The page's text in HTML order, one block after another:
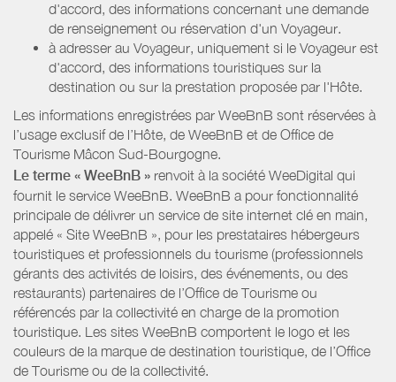
d'accord, des informations concernant une demande
de renseignement ou réservation d'un Voyageur.
à adresser au Voyageur, uniquement si le Voyageur est
d'accord, des informations touristiques sur la
destination ou sur la prestation proposée par l'Hôte.
Les informations enregistrées par WeeBnB sont réservées à
l’usage exclusif de l’Hôte, de WeeBnB et de Office de
Tourisme Mâcon Sud-Bourgogne.
Le terme « WeeBnB » renvoit à la société WeeDigital qui
fournit le service WeeBnB. WeeBnB a pour fonctionnalité
principale de délivrer un service de site internet clé en main,
appelé « Site WeeBnB », pour les prestataires hébergeurs
touristiques et professionnels du tourisme (professionnels
gérants des activités de loisirs, des événements, ou des
restaurants) partenaires de l’Office de Tourisme ou
référencés par la collectivité en charge de la promotion
touristique. Les sites WeeBnB comportent le logo et les
couleurs de la marque de destination touristique, de l’Office
de Tourisme ou de la collectivité.